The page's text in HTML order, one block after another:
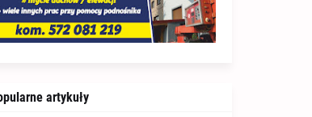
artykuły